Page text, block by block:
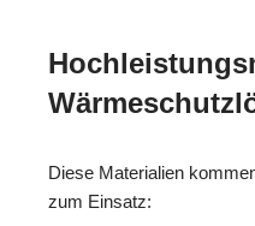
Diese Materialien
zum Einsatz: